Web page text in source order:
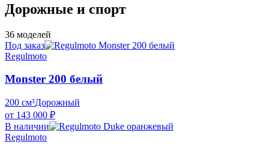
Дорожные и спорт
36 моделей
Под заказ
Regulmoto
Monster 200 белый
200 см³Дорожный
от 143 000 ₽
В наличии
Regulmoto